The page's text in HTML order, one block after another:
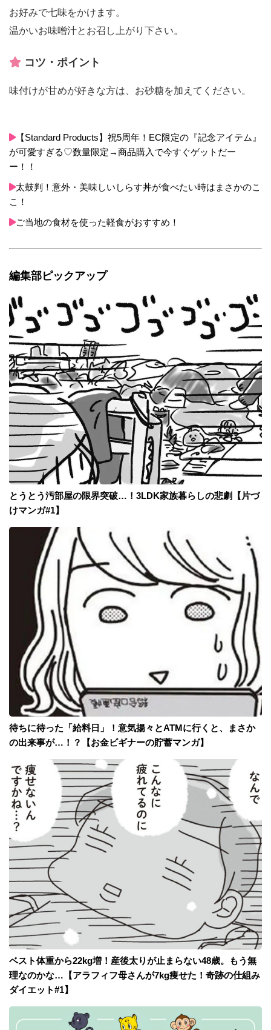
お好みで七味をかけます。
温かいお味噌汁とお召し上がり下さい。
コツ・ポイント
味付けが甘めが好きな方は、お砂糖を加えてください。
【Standard Products】祝5周年！EC限定の『記念アイテム』
が可愛すぎる♡数量限定→商品購入で今すぐゲットだー
ー！！
太鼓判！意外・美味しいしらす丼が食べたい時はまさかのこ
こ！
ご当地の食材を使った軽食がおすすめ！
編集部ピックアップ
とうとう汚部屋の限界突破…！3LDK家族暮らしの悲劇【片づ
けマンガ#1】
待ちに待った「給料日」！意気揚々とATMに行くと、まさか
の出来事が…！？【お金ビギナーの貯蓄マンガ】
ベスト体重から22kg増！産後太りが止まらない48歳。もう無
理なのかな…【アラフィフ母さんが7kg痩せた！奇跡の仕組み
ダイエット#1】